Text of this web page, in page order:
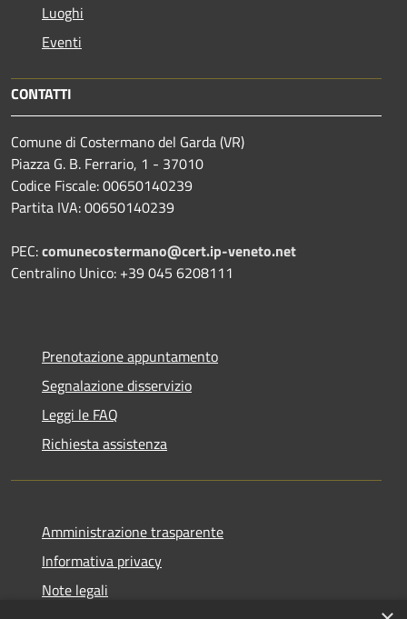
Luoghi
Eventi
CONTATTI
Comune di Costermano del Garda (VR)
Piazza G. B. Ferrario, 1 - 37010
Codice Fiscale: 00650140239
Partita IVA: 00650140239
PEC:comunecostermano@cert.ip-veneto.net
Centralino Unico: +39 045 6208111
Prenotazione appuntamento
Segnalazione disservizio
Leggi le FAQ
Richiesta assistenza
Amministrazione trasparente
Informativa privacy
Note legali